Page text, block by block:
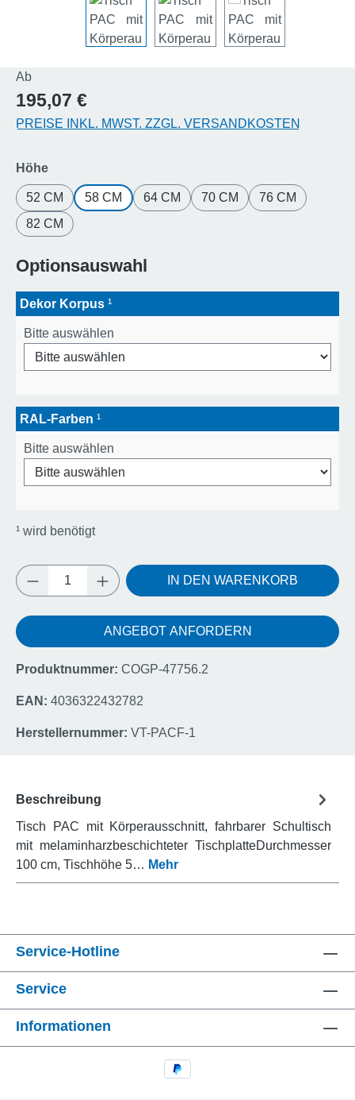
AbRegulärer Preis:
195,07 €
PREISE INKL. MWST. ZZGL. VERSANDKOSTEN
Höheauswählen
52 CM 58 CM 64 CM 70 CM
76 CM
82 CM
Optionsauswahl
Dekor Korpus ¹
Bitte auswählen
RAL-Farben ¹
Bitte auswählen
¹ wird benötigt
Produkt Anzahl: Gib den gewünschten
IN DEN WARENKORB
ANGEBOT ANFORDERN
Produktnummer: COGP-47756.2
EAN: 4036322432782
Herstellernummer: VT-PACF-1
Beschreibung
Tisch PAC mit Körperausschnitt, fahrbarer Schultisch
mit melaminharzbeschichteter TischplatteDurchmesser
100 cm, Tischhöhe 5… Mehr
Service-Hotline
Service
Informationen